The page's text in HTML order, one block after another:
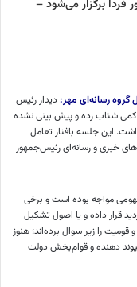
برگزار می‌شود –
رسانه‌ای مهر: دیدار رئیس
کمی شتاب زده و پیش بینی نشده
این جلسه بافتار تعامل
خبری و رسانه‌ای رئیس‌جمهور
مواجه بوده است و برخی
قرار داده و یا اصول تشکیل
را زیر سوال برده‌اند؛ هنوز
دهنده و قوام‌بخش دولت